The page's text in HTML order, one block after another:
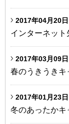
2017年04月20日
インターネッ
2017年03月09日
春のうきうきキ
2017年01月23日
冬のあったかキ